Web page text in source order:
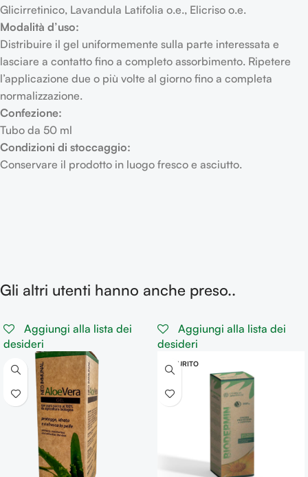
Glicirretinico, Lavandula Latifolia o.e., Elicriso o.e.
Modalità d’uso:
Distribuire il gel uniformemente sulla parte interessata e
lasciare a contatto fino a completo assorbimento. Ripetere
l’applicazione due o più volte al giorno fino a completa
normalizzazione.
Confezione:
Tubo da 50 ml
Condizioni di stoccaggio:
Conservare il prodotto in luogo fresco e asciutto.
Gli altri utenti hanno anche preso..
Aggiungi alla lista dei
desideri
Aggiungi alla lista dei
desideri
ESAURITO